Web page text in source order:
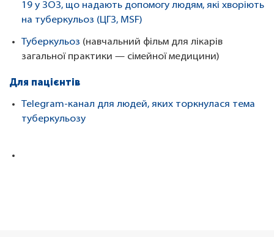
19 у ЗОЗ, що надають допомогу людям, які хворіють
на туберкульоз (ЦГЗ, MSF)
Туберкульоз (навчальний фільм для лікарів
загальної практики — сімейної медицини)
Для пацієнтів
Telegram-канал для людей, яких торкнулася тема
туберкульозу